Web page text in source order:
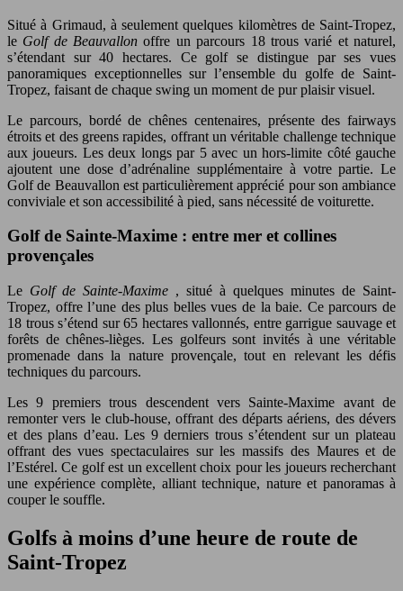
Situé à Grimaud, à seulement quelques kilomètres de Saint-Tropez,
le Golf de Beauvallonoffre un parcours 18 trous varié et naturel,
s’étendant sur 40 hectares. Ce golf se distingue par ses vues
panoramiques exceptionnelles sur l’ensemble du golfe de Saint-
Tropez, faisant de chaque swing un moment de pur plaisir visuel.
Le parcours, bordé de chênes centenaires, présente des fairways
étroits et des greens rapides, offrant un véritable challenge technique
aux joueurs. Les deux longs par 5 avec un hors-limite côté gauche
ajoutent une dose d’adrénaline supplémentaire à votre partie. Le
Golf de Beauvallon est particulièrement apprécié pour son ambiance
conviviale et son accessibilité à pied, sans nécessité de voiturette.
Golf de Sainte-Maxime : entre mer et collines
provençales
Le Golf de Sainte-Maxime , situé à quelques minutes de Saint-
Tropez, offre l’une des plus belles vues de la baie. Ce parcours de
18 trous s’étend sur 65 hectares vallonnés, entre garrigue sauvage et
forêts de chênes-lièges. Les golfeurs sont invités à une véritable
promenade dans la nature provençale, tout en relevant les défis
techniques du parcours.
Les 9 premiers trous descendent vers Sainte-Maxime avant de
remonter vers le club-house, offrant des départs aériens, des dévers
et des plans d’eau. Les 9 derniers trous s’étendent sur un plateau
offrant des vues spectaculaires sur les massifs des Maures et de
l’Estérel. Ce golf est un excellent choix pour les joueurs recherchant
une expérience complète, alliant technique, nature et panoramas à
couper le souffle.
Golfs à moins d’une heure de route de
Saint-Tropez